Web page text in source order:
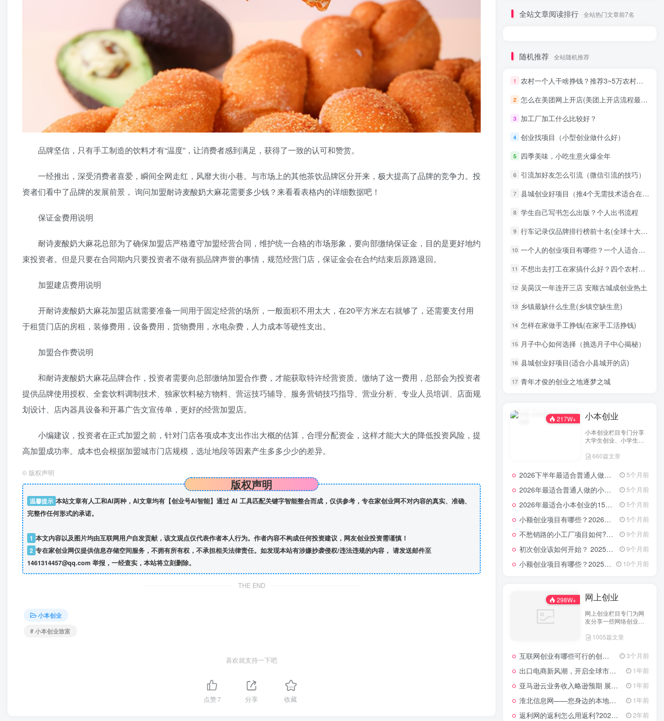
品牌坚信，只有手工制造的饮料才有“温度”，让消费者感到满足，获得了一致的认可和赞赏。
一经推出，深受消费者喜爱，瞬间全网走红，风靡大街小巷。与市场上的其他茶饮品牌区分开来，极大提高了品牌的竞争力。投
资者们看中了品牌的发展前景， 询问加盟耐诗麦酸奶大麻花需要多少钱？来看看表格内的详细数据吧！
保证金费用说明
耐诗麦酸奶大麻花总部为了确保加盟店严格遵守加盟经营合同，维护统一合格的市场形象，要向部缴纳保证金，目的是更好地约
束投资者。但是只要在合同期内只要投资者不做有损品牌声誉的事情，规范经营门店，保证金会在合约结束后原路退回。
加盟建店费用说明
开耐诗麦酸奶大麻花加盟店就需要准备一间用于固定经营的场所，一般面积不用太大，在20平方米左右就够了，还需要支付用
于租赁门店的房租，装修费用，设备费用，货物费用，水电杂费，人力成本等硬性支出。
加盟合作费说明
和耐诗麦酸奶大麻花品牌合作，投资者需要向总部缴纳加盟合作费，才能获取特许经营资质。缴纳了这一费用，总部会为投资者
提供品牌使用授权、全套饮料调制技术、独家饮料秘方物料、营运技巧辅导、服务营销技巧指导、营业分析、专业人员培训、店面规
划设计、店内器具设备和开幕广告文宣传单，更好的经营加盟店。
小编建议，投资者在正式加盟之前，针对门店各项成本支出作出大概的估算，合理分配资金，这样才能大大的降低投资风险，提
高加盟成功率。成本也会根据加盟城市门店规模，选址地段等因素产生多多少少的差异。
© 版权声明
版权声明
温馨提示 本站文章有人工和AI两种，AI文章均有【创业号AI智能】通过 AI 工具匹配关键字智能整合而成，仅供参考，专在家创业网不对内容的真实、准确、
完整作任何形式的承诺。
1 本文内容以及图片均由互联网用户自发贡献，该文观点仅代表作者本人行为。作者内容不构成任何投资建议，网友创业投资需谨慎！
2 专在家创业网仅提供信息存储空间服务，不拥有所有权，不承担相关法律责任。如发现本站有涉嫌抄袭侵权/违法违规的内容， 请发送邮件至
1461314457@qq.com 举报，一经查实，本站将立刻删除。
THE END
小本创业
# 小本创业致富
喜欢就支持一下吧
点赞7 分享 收藏
全站文章阅读排行 全站热门文章前7名
随机推荐 全站随机推荐
1 农村一个人干啥挣钱？推荐3~5万农村创业见效快的项目
2 怎么在美团网上开店(美团上开店流程最新)
3 加工厂加工什么比较好？
4 创业找项目（小型创业做什么好）
5 四季美味，小吃生意火爆全年
6 引流加好友怎么引流（微信引流的技巧）
7 县城创业好项目（推4个无需技术适合在县城发展的项目）
8 学生自己写书怎么出版？个人出书流程
9 行车记录仪品牌排行榜前十名(全球十大名牌行车记录仪)
10 一个人的创业项目有哪些？一个人适合开什么类型的公司？
11 不想出去打工在家搞什么好？四个农村手工制作创业项目，建议看看！
12 吴昺汉一年连开三店 安顺古城成创业热土
13 乡镇最缺什么生意(乡镇空缺生意)
14 怎样在家做手工挣钱(在家手工活挣钱)
15 月子中心如何选择（挑选月子中心揭秘）
16 县城创业好项目(适合小县城开的店)
17 青年才俊的创业之地逐梦之城
217W+ 小本创业
小本创业栏目专门分享
大学生创业、小学生创
并为网友提供小成本创
经验分享。
660篇文章
2026下半年最适合普通人做的小生意！看完对你有收获，普通人也能月入过万的实战路子 5个月前
2026年最适合普通人做的小生意！看完对你有收获的实用清单 5个月前
2026年最适合小本创业的15大类20个项目，月入过万不是梦 5个月前
小额创业项目有哪些？2026年指南：低成本高回报的40个轻资产赛道全解析 5个月前
不愁销路的小工厂项目如何?2025年最新10种项目不愁销路 9个月前
初次创业该如何开始？ 2025年最新适合年轻人的低成本创业项目 9个月前
小额创业项目有哪些？2025年最新15个小额投资创业好项目 10个月前
298W+ 网上创业
网上创业栏目专门为网
友分享一些网络创业项
上创业做生意经验以及
1005篇文章
互联网创业有哪些可行的创业方案？ 3个月前
出口电商新风潮，开启全球市场的数字化之门 1年前
亚马逊云业务收入略逊预期 展望未来创新潜力依然可期 1年前
淮北信息网——您身边的本地生活服务平台 1年前
返利网的返利怎么用返利?2024年网购返利教程 2年前